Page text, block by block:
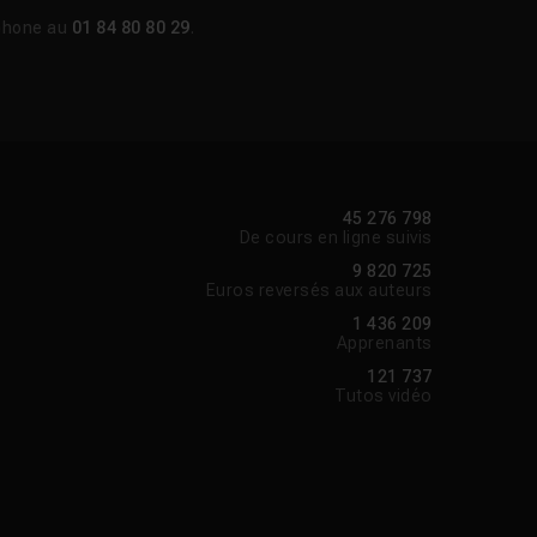
au 01 84 80 80 29.
45 276 798
De cours en ligne suivis
9 820 725
Euros reversés aux auteurs
1 436 209
Apprenants
121 737
Tutos vidéo